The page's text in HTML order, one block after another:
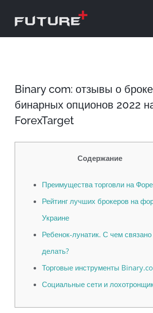
Binary com: отзывы о
бинарных опционов 2022
ForexTarget
Содержание
Преимущества торговли на
Рейтинг лучших брокеров на
Украине
Ребенок-лунатик. С чем связано
делать?
Торговые инструменты
Социальные сети и